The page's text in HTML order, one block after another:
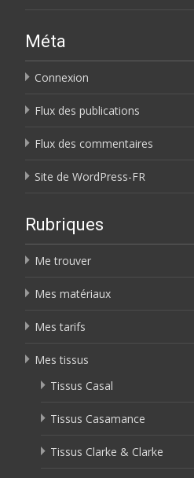
Méta
Connexion
Flux des publications
Flux des commentaires
Site de WordPress-FR
Rubriques
Me trouver
Mes matériaux
Mes tarifs
Mes tissus
Tissus Casal
Tissus Casamance
Tissus Clarke & Clarke